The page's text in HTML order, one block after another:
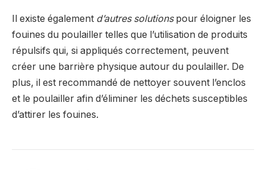
Il existe également d’autres solutionspour éloigner les
fouines du poulailler telles que l’utilisation de produits
répulsifs qui, si appliqués correctement, peuvent
créer une barrière physique autour du poulailler. De
plus, il est recommandé de nettoyer souvent l’enclos
et le poulailler afin d’éliminer les déchets susceptibles
d’attirer les fouines.